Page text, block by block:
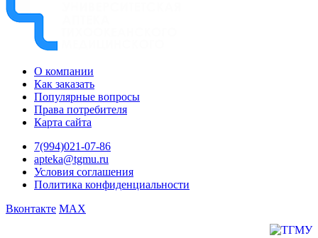
О компании
Как заказать
Популярные вопросы
Права потребителя
Карта сайта
7(994)021-07-86
apteka@tgmu.ru
Условия соглашения
Политика конфиденциальности
Вконтакте MAX